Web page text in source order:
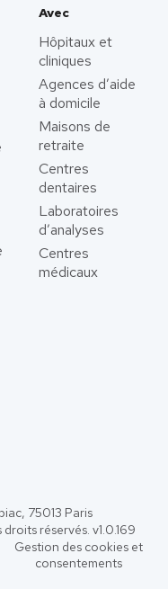
Avec
Hôpitaux et
cliniques
Agences d’aide
à domicile
Maisons de
retraite
Centres
dentaires
Laboratoires
d’analyses
Centres
médicaux
75013 Paris
réservés. v1.0.169
Gestion des cookies et
consentements